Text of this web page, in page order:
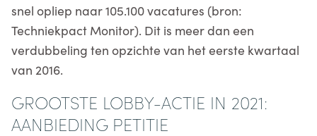
snel opliep naar 105.100 vacatures (bron:
Techniekpact Monitor). Dit is meer dan een
verdubbeling ten opzichte van het eerste kwartaal
van 2016.
GROOTSTE LOBBY-ACTIE IN 2021:
AANBIEDING PETITIE